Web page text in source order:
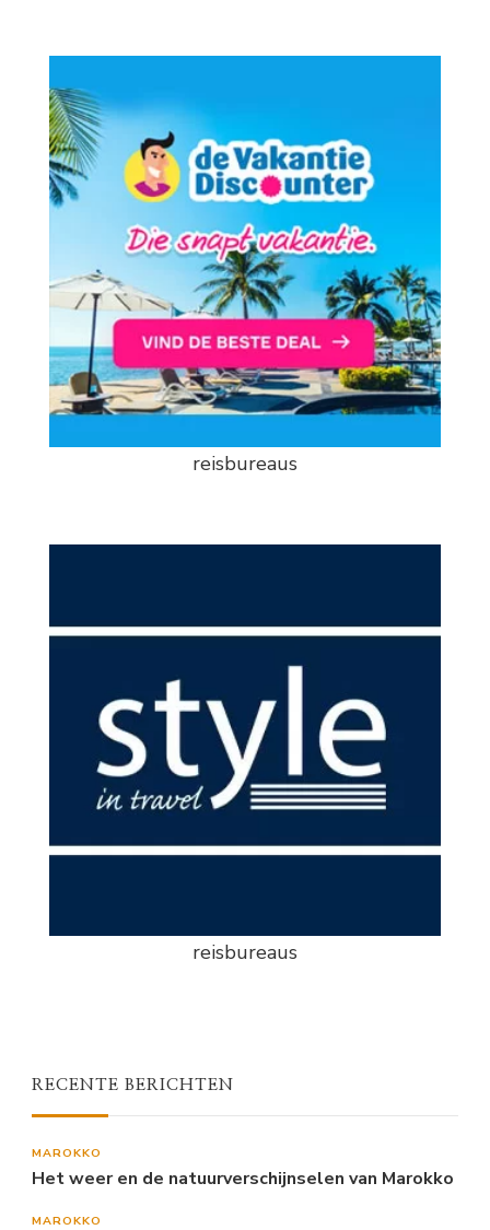
reisbureaus
reisbureaus
RECENTE BERICHTEN
MAROKKO
Het weer en de natuurverschijnselen van Marokko
MAROKKO